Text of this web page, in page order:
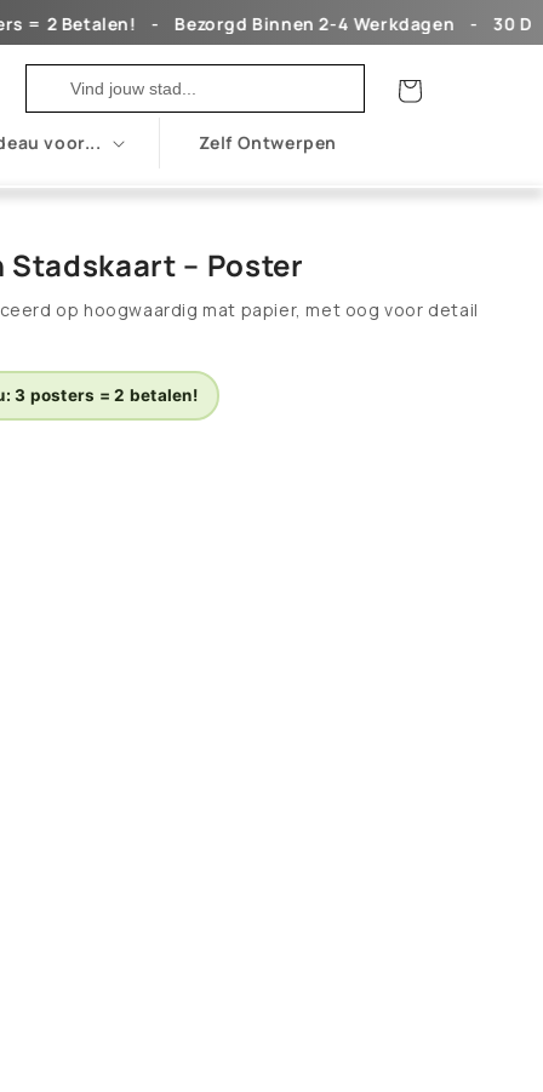
ㅤ ㅤ ㅤ -ㅤ ㅤ ㅤ Bezorgd Binnen 2-4 Werkdagenㅤ ㅤ ㅤ -ㅤ ㅤ ㅤ 30 Dagen
voor... Zelf Ontwerpen
Winkelwagen
Stadskaart – Poster
op hoogwaardig mat papier, met oog voor detail
3 posters = 2 betalen!